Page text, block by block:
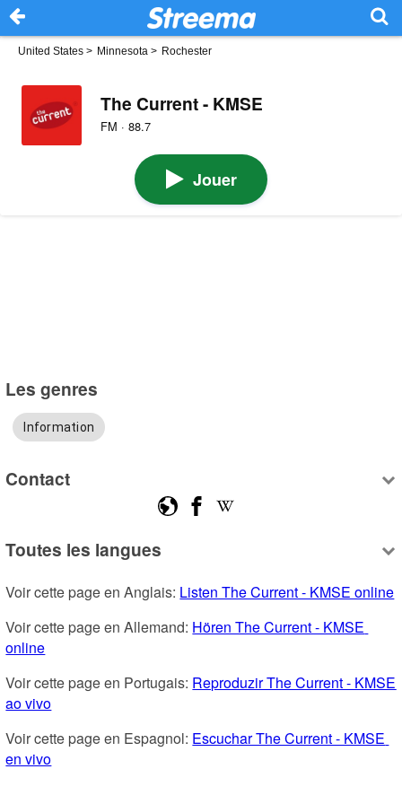
United States > Minnesota > Rochester
The Current - KMSE
FM · 88.7
Jouer
Les genres
Information
Contact
Toutes les langues
Voir cette page en Anglais: Listen The Current - KMSE online
Voir cette page en Allemand: Hören The Current - KMSE
online
Voir cette page en Portugais: Reproduzir The Current - KMSE
ao vivo
Voir cette page en Espagnol: Escuchar The Current - KMSE
en vivo